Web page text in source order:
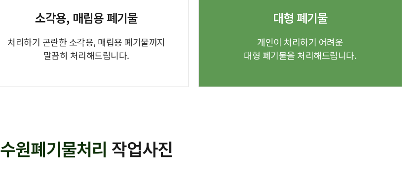
소각용, 매립용 폐기물
처리하기 곤란한 소각용, 매립용 폐기물까지
말끔히 처리해드립니다.
대형 폐기물
개인이 처리하기 어려운
대형 폐기물을 처리해드립니다.
수원폐기물처리 작업사진